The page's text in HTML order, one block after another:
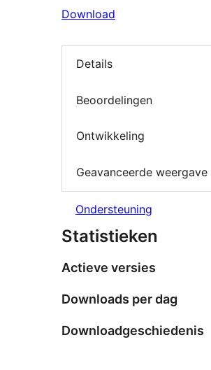
Download
Details
Beoordelingen
Ontwikkeling
Geavanceerde weergave
Ondersteuning
Statistieken
Actieve versies
Downloads per dag
Downloadgeschiedenis